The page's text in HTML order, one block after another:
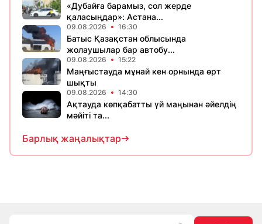
«Дубайға барамыз, сол жерде
қаласыңдар»: Астана...
09.08.2026 16:30
Батыс Қазақстан облысында
жолаушылар бар автобу...
09.08.2026 15:22
Маңғыстауда мұнай кен орнында өрт
шықты
09.08.2026 14:30
Ақтауда көпқабатты үй маңынан әйелдің
мәйіті та...
Барлық жаңалықтар